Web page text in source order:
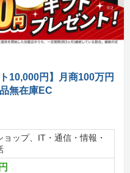
10,000円】月商100万円
無在庫EC
ョップ、IT・通信・情報・